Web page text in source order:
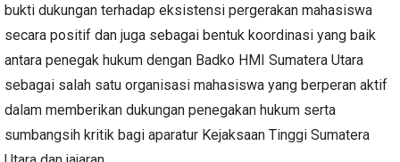
bukti dukungan terhadap eksistensi pergerakan mahasiswa
secara positif dan juga sebagai bentuk koordinasi yang baik
antara penegak hukum dengan Badko HMI Sumatera Utara
sebagai salah satu organisasi mahasiswa yang berperan aktif
dalam memberikan dukungan penegakan hukum serta
sumbangsih kritik bagi aparatur Kejaksaan Tinggi Sumatera